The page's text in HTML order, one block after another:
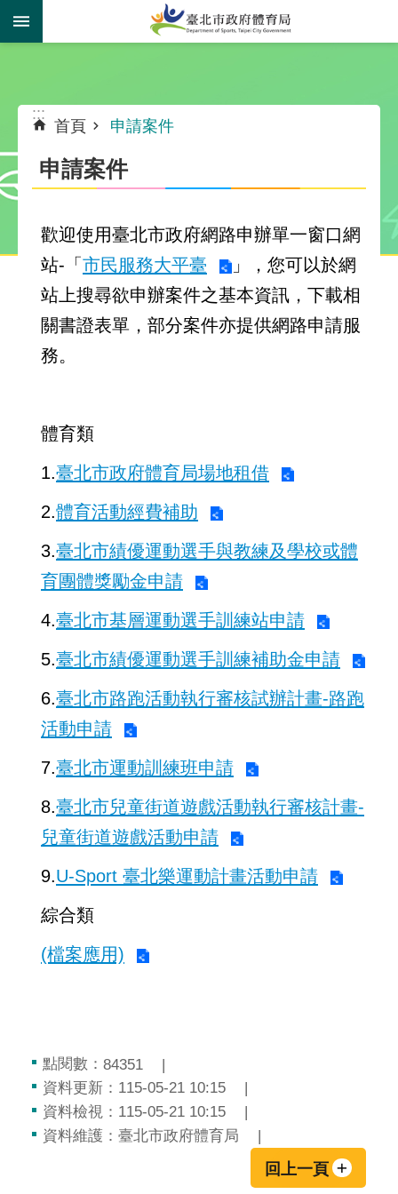
跳到主要內容區塊
:::
首頁 申請案件
申請案件
歡迎使用臺北市政府網路申辦單一窗口網
站-「 市民服務大平臺
」，您可以於網
站上搜尋欲申辦案件之基本資訊，下載相
關書證表單，部分案件亦提供網路申請服
務。
體育類
1.臺北市政府體育局場地租借
2.體育活動經費補助
3.臺北市績優運動選手與教練及學校或體
育團體獎勵金申請
4.臺北市基層運動選手訓練站申請
5.臺北市績優運動選手訓練補助金申請
6.臺北市路跑活動執行審核試辦計畫-路跑
活動申請
7.臺北市運動訓練班申請
8.臺北市兒童街道遊戲活動執行審核計畫-
兒童街道遊戲活動申請
9.U-Sport 臺北樂運動計畫活動申請
綜合類
(檔案應用)
點閱數： 84351
資料更新： 115-05-21 10:15
資料檢視： 115-05-21 10:15
資料維護： 臺北市政府體育局
回上一頁